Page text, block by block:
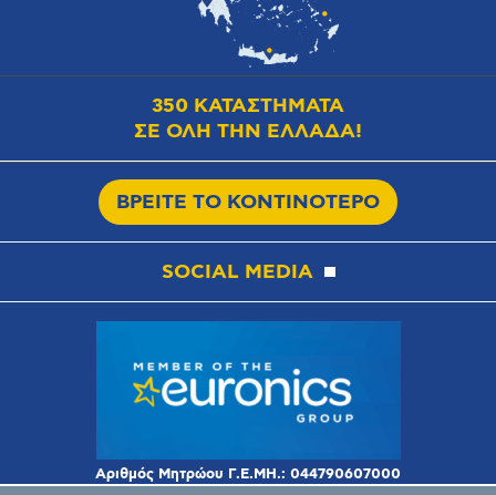
350 ΚΑΤΑΣΤΗΜΑΤΑ
ΣΕ ΟΛΗ ΤΗΝ ΕΛΛΑΔΑ!
ΒΡΕΙΤΕ ΤΟ ΚΟΝΤΙΝΟΤΕΡΟ
SOCIAL MEDIA